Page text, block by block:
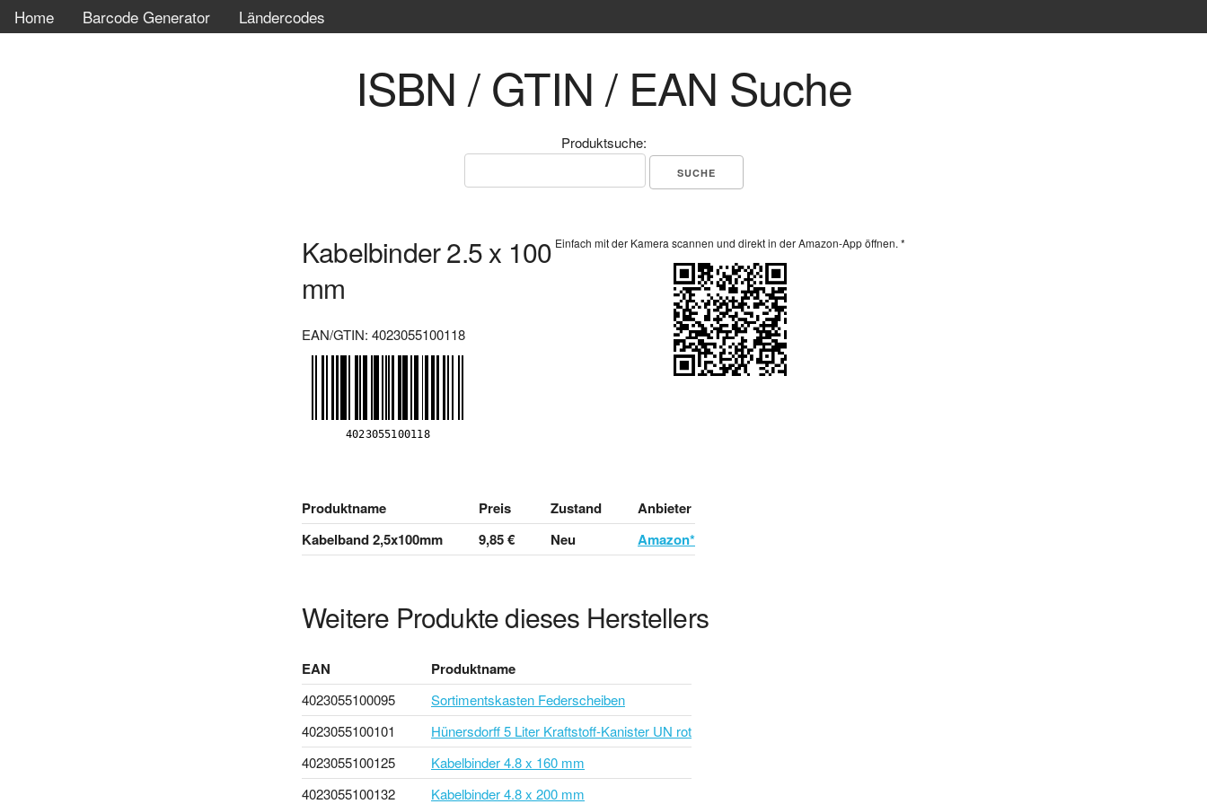
Home Barcode Generator Ländercodes
ISBN / GTIN / EAN Suche
Produktsuche:
Kabelbinder 2.5 x 100
mm
EAN/GTIN: 4023055100118
Einfach mit der Kamera scannen und direkt in der Amazon-App öffnen. *
Produktname Preis Zustand
Anbieter
Kabelband 2,5x100mm
9,85 € Neu Amazon*
Weitere Produkte dieses Herstellers
EAN Produktname
4023055100095
Sortimentskasten Federscheiben
4023055100101
Hünersdorff 5 Liter Kraftstoff-Kanister UN rot
4023055100125
Kabelbinder 4.8 x 160 mm
4023055100132
Kabelbinder 4.8 x 200 mm